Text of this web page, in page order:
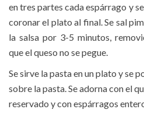
en tres partes cada espárrago y
coronar el plato al final. Se sal
la salsa por 3-5 minutos,
que el queso no se pegue.
Se sirve la pasta en un plato y se
sobre la pasta. Se adorna con el
reservado y con espárragos